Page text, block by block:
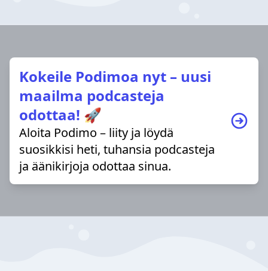
Kokeile Podimoa nyt – uusi
maailma podcasteja
odottaa! 🚀
Aloita Podimo – liity ja löydä
suosikkisi heti, tuhansia podcasteja
ja äänikirjoja odottaa sinua.